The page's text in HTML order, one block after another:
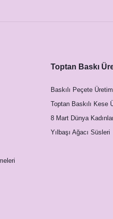
Toptan Baskı
Baskılı Peçete
Toptan Baskılı Kese
8 Mart Dünya
Yılbaşı Ağacı Süsleri